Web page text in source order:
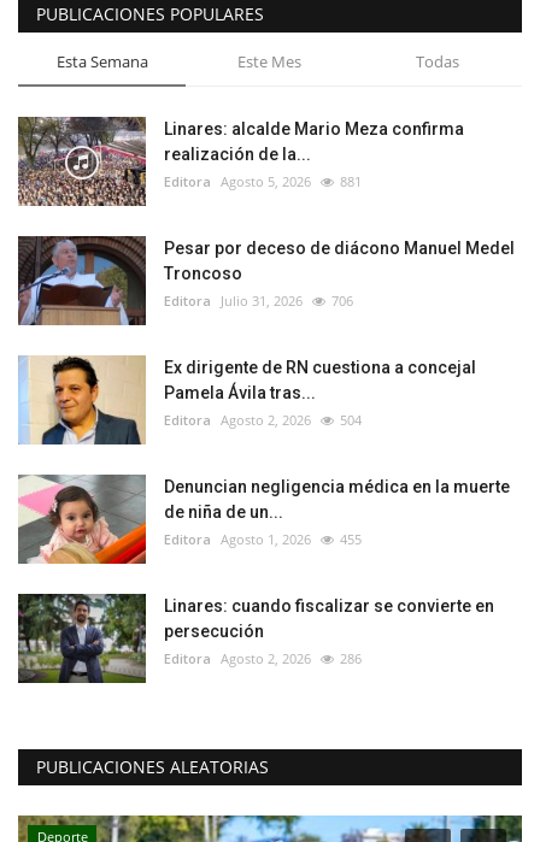
PUBLICACIONES POPULARES
Esta Semana Este Mes Todas
Linares: alcalde Mario Meza confirma
realización de la...
Editora Agosto 5, 2026 881
Pesar por deceso de diácono Manuel Medel
Troncoso
Editora Julio 31, 2026 706
Ex dirigente de RN cuestiona a concejal
Pamela Ávila tras...
Editora Agosto 2, 2026 504
Denuncian negligencia médica en la muerte
de niña de un...
Editora Agosto 1, 2026 455
Linares: cuando fiscalizar se convierte en
persecución
Editora Agosto 2, 2026 286
PUBLICACIONES ALEATORIAS
Deporte